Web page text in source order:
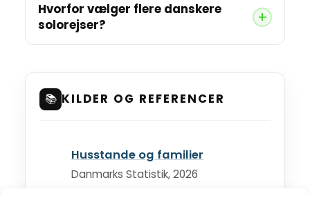
Hvorfor vælger flere danskere
solorejser?
📚 KILDER OG REFERENCER
Husstande og familier
Danmarks Statistik, 2026